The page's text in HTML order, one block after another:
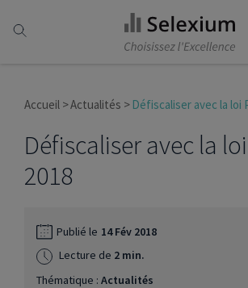
Accueil Actualités Défiscaliser avec la loi
Défiscaliser avec la
2018
Publié le 14 Fév 2018
Lecture de 2 min.
Thématique : Actualités